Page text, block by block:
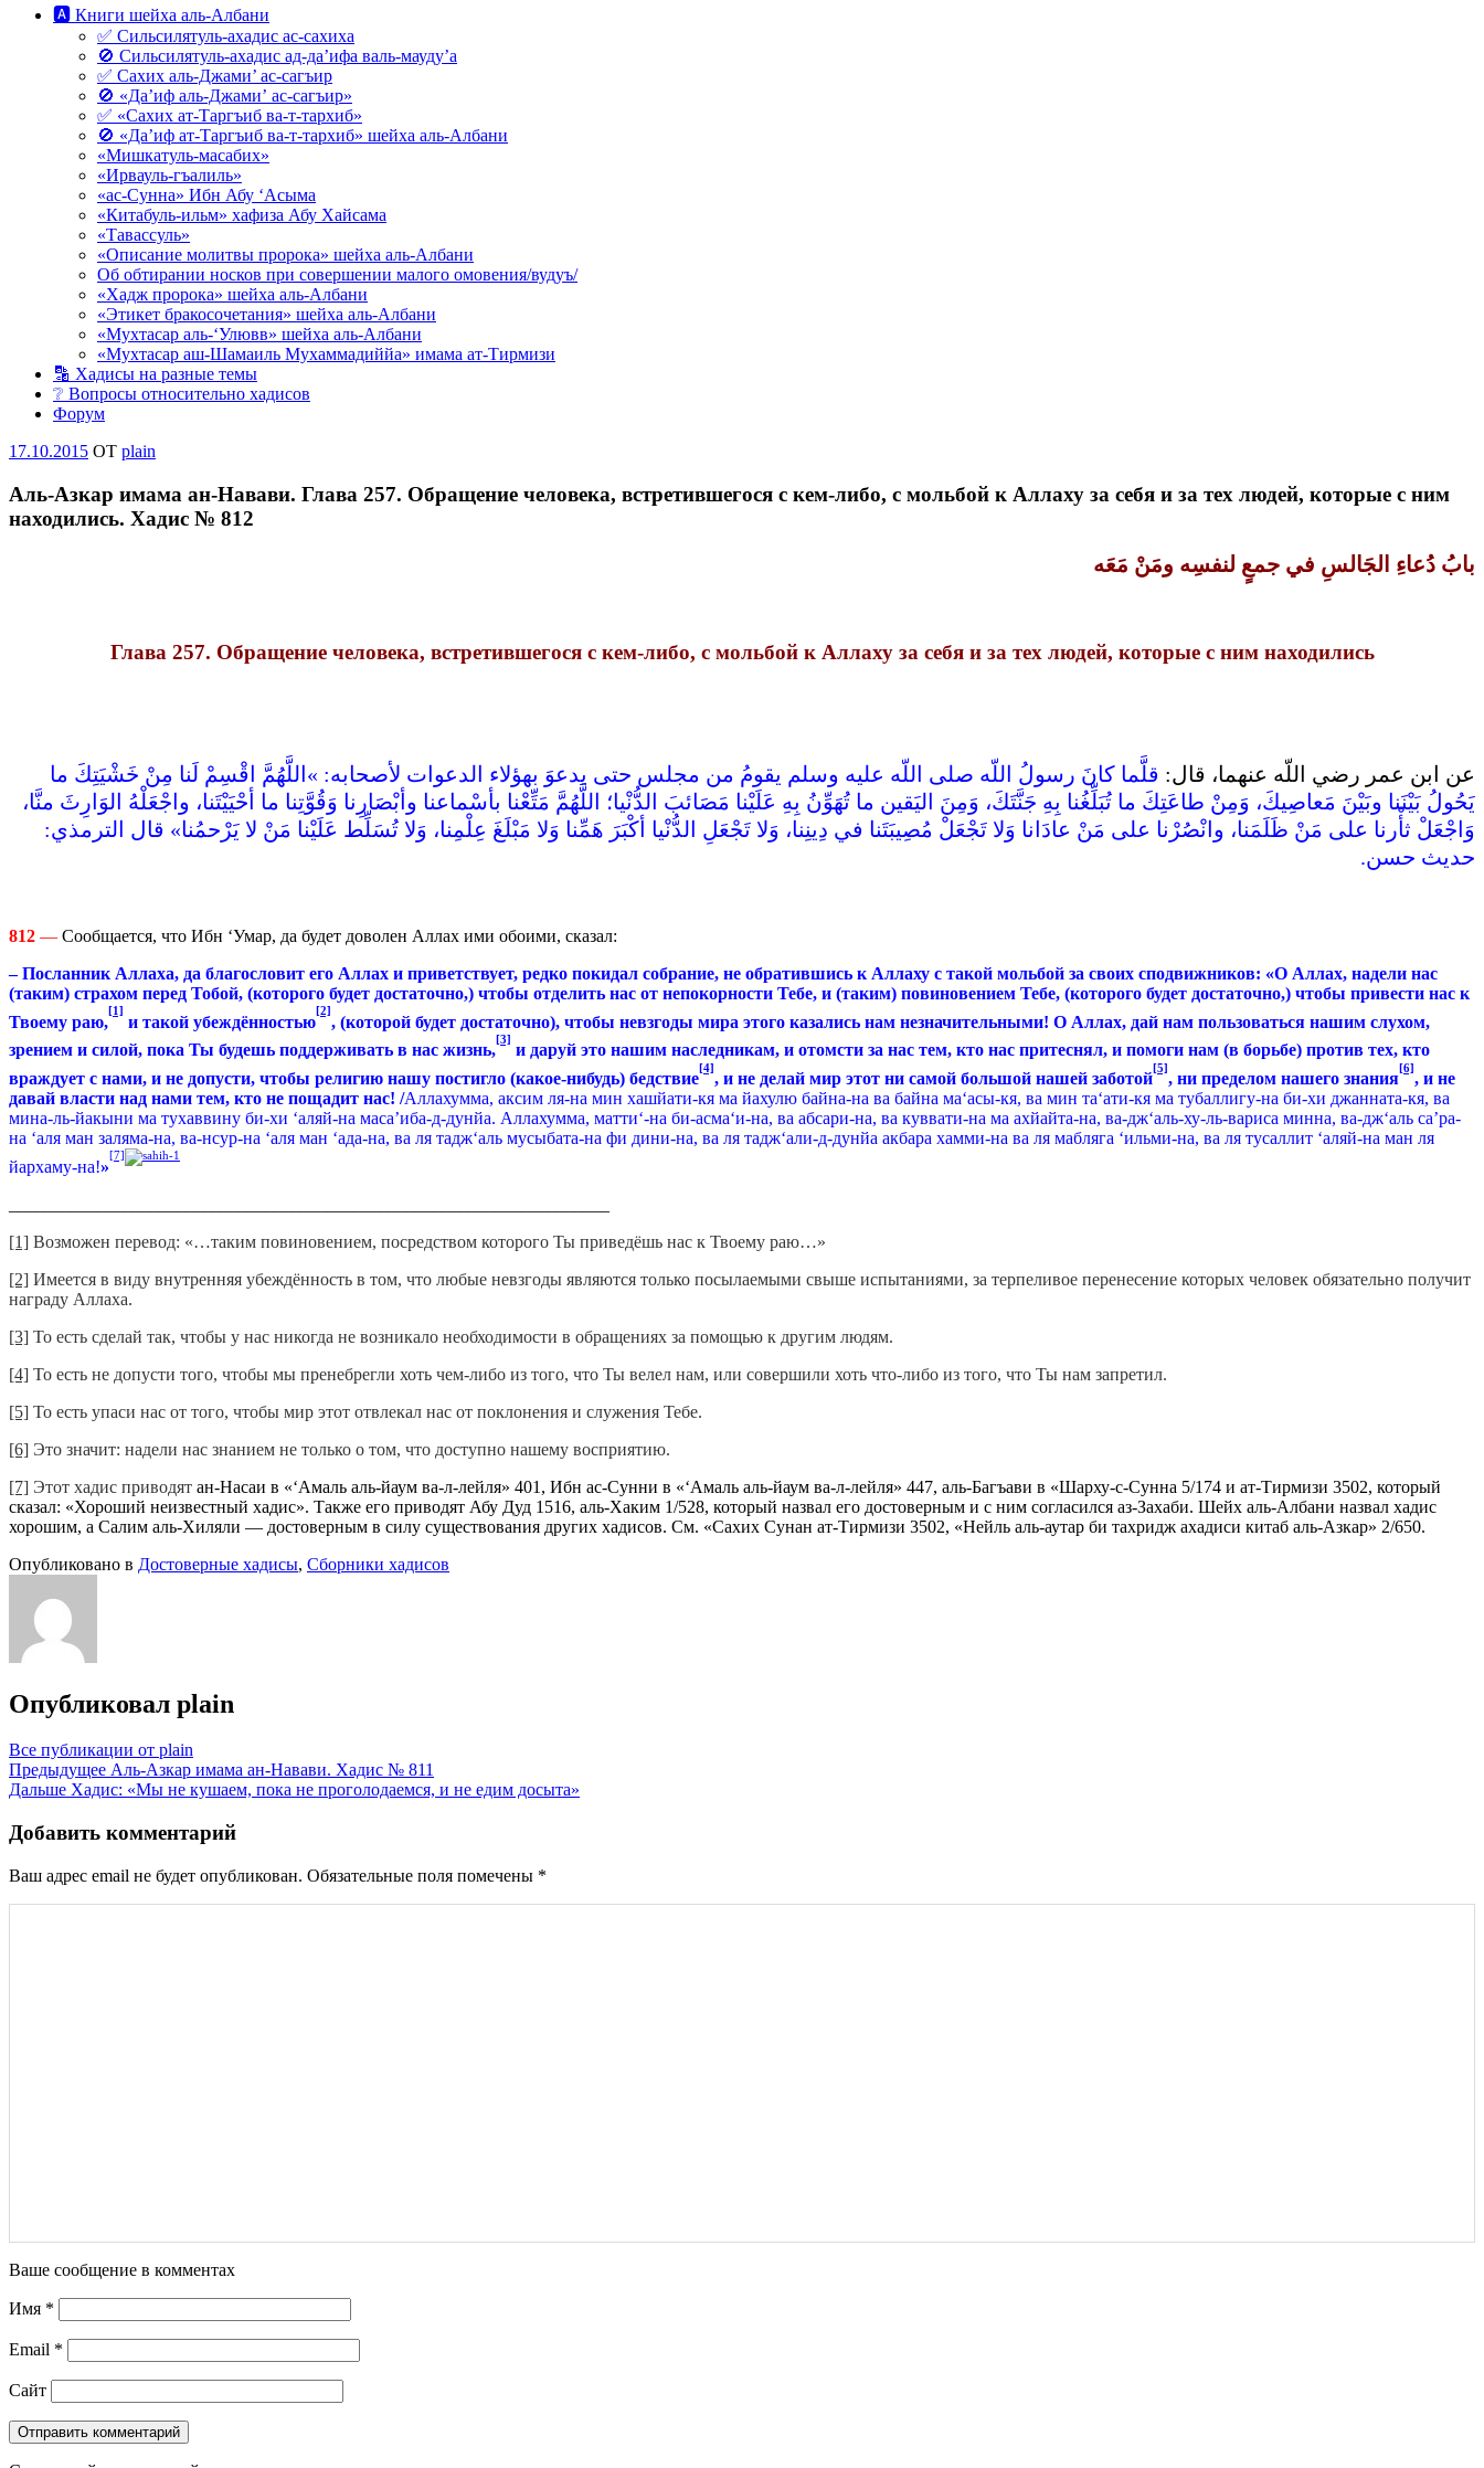
🅰 Книги шейха аль-Албани
✅ Сильсилятуль-ахадис ас-сахиха
🚫 Сильсилятуль-ахадис ад-да’ифа валь-мауду’а
✅ Сахих аль-Джами’ ас-сагъир
🚫 «Да’иф аль-Джами’ ас-сагъир»
✅ «Сахих ат-Таргъиб ва-т-тархиб»
🚫 «Да’иф ат-Таргъиб ва-т-тархиб» шейха аль-Албани
«Мишкатуль-масабих»
«Ирвауль-гъалиль»
«ас-Сунна» Ибн Абу ‘Асыма
«Китабуль-ильм» хафиза Абу Хайсама
«Тавассуль»
«Описание молитвы пророка» шейха аль-Албани
Об обтирании носков при совершении малого омовения/вудуъ/
«Хадж пророка» шейха аль-Албани
«Этикет бракосочетания» шейха аль-Албани
«Мухтасар аль-‘Улювв» шейха аль-Албани
«Мухтасар аш-Шамаиль Мухаммадиййа» имама ат-Тирмизи
🔡 Хадисы на разные темы
❔ Вопросы относительно хадисов
Форум
Опубликовано
17.10.2015 OT plain
Аль-Азкар имама ан-Навави. Глава 257. Обращение человека, встретившегося с кем-либо, с мольбой к Аллаху за себя и за тех людей, которые с ним
находились. Хадис № 812
بابُ دُعاءِ الجَالسِ في جمعٍ لنفسِه ومَنْ مَعَه
Глава 257. Обращение человека, встретившегося с кем-либо, с мольбой к Аллаху за себя и за тех людей, которые с ним находились
عن ابن عمر رضي اللّه عنهما، قال‏:‏ قلَّما كانَ رسولُ اللّه صلى اللّه عليه وسلم يقومُ من مجلس حتى يدعوَ بهؤلاء الدعوات لأصحابه‏:‏ ‏»‏اللَّهُمَّ اقْسِمْ لَنا مِنْ خَشْيَتِكَ ما
يَحُولُ بَيْنَنا وبَيْنَ مَعاصِيكَ، وَمِنْ طاعَتِكَ ما تُبَلِّغُنا بِهِ جَنَّتَكَ، وَمِنَ اليَقين ما تُهَوِّنُ بِهِ عَلَيْنا مَصَائبَ الدُّنْيا؛ اللَّهُمَّ مَتِّعْنا بأسْماعنا وأبْصَارِنا وَقُوَّتِنا ما أحْيَيْتَنا، واجْعَلْهُ الوَارِثَ منَّا،
وَاجْعَلْ ثأْرنا على مَنْ ظَلَمَنا، وانْصُرْنا على مَنْ عادَانا وَلا تَجْعَلْ مُصِيبَتَنا في دِينِنا، وَلا تَجْعَلِ الدُّنْيا أكْبَرَ هَمِّنا وَلا مَبْلَغَ عِلْمِنا، وَلا تُسَلِّط عَلَيْنا مَنْ لا يَرْحمُنا‏»‏ قال الترمذي‏:‏
حديث حسن‏.‏
812 — Сообщается, что Ибн ‘Умар, да будет доволен Аллах ими обоими, сказал:
– Посланник Аллаха, да благословит его Аллах и приветствует, редко покидал собрание, не обратившись к Аллаху с такой мольбой за своих сподвижников: «О Аллах, надели нас
(таким) страхом перед Тобой, (ко­торого будет достаточно,) чтобы отделить нас от непокорно­сти Тебе, и (таким) повиновением Тебе, (которого будет дос­таточно,) чтобы привести нас к
Твоему раю,
[1]
и такой убеждён­ностью
[2]
, (которой будет достаточно), чтобы не­взгоды мира этого казались нам незначительными! О Аллах, дай нам пользоваться нашим слухом,
зрением и силой, пока Ты будешь поддерживать в нас жизнь,
[3]
и даруй это нашим наследни­кам, и отомсти за нас тем, кто нас притеснял, и по­моги нам (в борьбе) против тех, кто
враждует с нами, и не до­пусти, чтобы религию нашу постигло (какое-нибудь) бедст­вие
[4]
, и не делай мир этот ни самой большой нашей заботой
[5]
, ни пределом нашего знания
[6]
, и не
давай власти над нами тем, кто не пощадит нас! /Аллахумма, аксим ля-на мин хашйати-кя ма йахулю байна-на ва байна ма‘асы-кя, ва мин та‘ати-кя ма тубаллигу-на би-хи джанната-кя, ва
мина-ль-йакыни ма тухаввину би-хи ‘аляй-на маса’иба-д-дунйа. Аллахумма, матти‘-на би-асма‘и-на, ва абсари-на, ва куввати-на ма ахйайта-на, ва-дж‘аль-ху-ль-вариса минна, ва-дж‘аль са’ра-
на ‘аля ман заляма-на, ва-нсур-на ‘аля ман ‘ада-на, ва ля тадж‘аль мусыбата-на фи дини-на, ва ля тадж‘али-д-дунйа акбара хамми-на ва ля мабляга ‘ильми-на, ва ля тусаллит ‘аляй-на ман ля
йархаму-на!»
[7]
[1] Возможен перевод: «…таким повиновением, посредством которого Ты приведёшь нас к Твоему раю…»
[2] Имеется в виду внутренняя убеждённость в том, что любые невзгоды являются только посылаемыми свыше испытаниями, за терпеливое перенесение которых человек обязательно получит
награду Аллаха.
[3] То есть сделай так, чтобы у нас никогда не возникало необхо­димости в обращениях за помощью к другим людям.
[4] То есть не допусти того, чтобы мы пренебрегли хоть чем-либо из того, что Ты велел нам, или совершили хоть что-либо из того, что Ты нам запретил.
[5] То есть упаси нас от того, чтобы мир этот отвлекал нас от поклонения и служения Тебе.
[6] Это значит: надели нас знанием не только о том, что доступно нашему восприятию.
[7] Этот хадис приводят ан-Насаи в «‘Амаль аль-йаум ва-л-лейля» 401, Ибн ас-Сунни в «‘Амаль аль-йаум ва-л-лейля» 447, аль-Багъави в «Шарху-с-Сунна 5/174 и ат-Тирмизи 3502, который
сказал: «Хороший неизвестный хадис». Также его приводят Абу Дуд 1516, аль-Хаким 1/528, который назвал его достоверным и с ним согласился аз-Захаби. Шейх аль-Албани назвал хадис
хорошим, а Салим аль-Хиляли — достоверным в силу существования других хадисов. См. «Сахих Сунан ат-Тирмизи 3502, «Нейль аль-аутар би тахридж ахадиси китаб аль-Азкар» 2/650.
Опубликовано в Достоверные хадисы, Сборники хадисов
Опубликовал plain
Все публикации от plain
Навигация
по
записям
Предыдущее Аль-Азкар имама ан-Навави. Хадис № 811
Дальше Хадис: «Мы не кушаем, пока не проголодаемся, и не едим досыта»
Добавить комментарий
Ваш адрес email не будет опубликован. Обязательные поля помечены *
Ваше сообщение в комментах
Имя *
Email *
Сайт